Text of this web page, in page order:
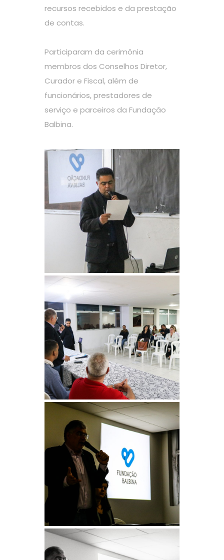
recursos recebidos e da prestação
de contas.
Participaram da cerimônia
membros dos Conselhos Diretor,
Curador e Fiscal, além de
funcionários, prestadores de
serviço e parceiros da Fundação
Balbina.